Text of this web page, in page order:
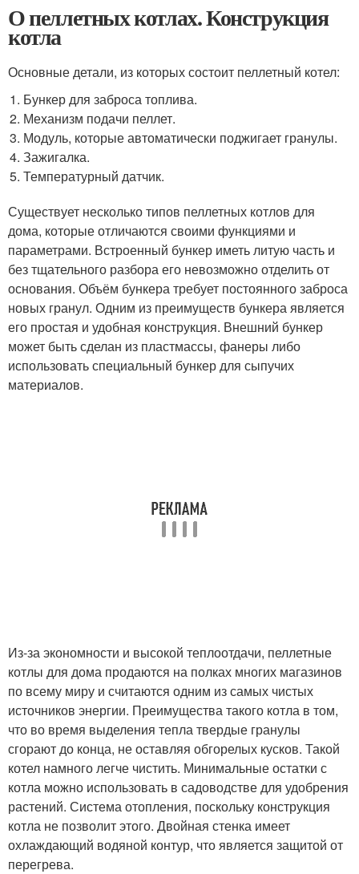
О пеллетных котлах. Конструкция
котла
Основные детали, из которых состоит пеллетный котел:
Бункер для заброса топлива.
Механизм подачи пеллет.
Модуль, которые автоматически поджигает гранулы.
Зажигалка.
Температурный датчик.
Существует несколько типов пеллетных котлов для
дома, которые отличаются своими функциями и
параметрами. Встроенный бункер иметь литую часть и
без тщательного разбора его невозможно отделить от
основания. Объём бункера требует постоянного заброса
новых гранул. Одним из преимуществ бункера является
его простая и удобная конструкция. Внешний бункер
может быть сделан из пластмассы, фанеры либо
использовать специальный бункер для сыпучих
материалов.
Из-за экономности и высокой теплоотдачи, пеллетные
котлы для дома продаются на полках многих магазинов
по всему миру и считаются одним из самых чистых
источников энергии. Преимущества такого котла в том,
что во время выделения тепла твердые гранулы
сгорают до конца, не оставляя обгорелых кусков. Такой
котел намного легче чистить. Минимальные остатки с
котла можно использовать в садоводстве для удобрения
растений. Система отопления, поскольку конструкция
котла не позволит этого. Двойная стенка имеет
охлаждающий водяной контур, что является защитой от
перегрева.